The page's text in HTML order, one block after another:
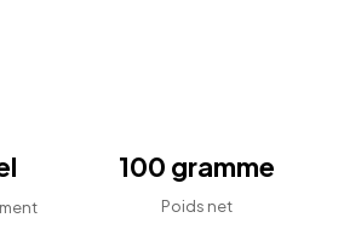
100 gramme
Poids net